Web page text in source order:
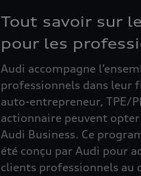
Tout savoir sur
pour les
Audi accompagne
professionnels dans leur
auto-entrepreneur, TPE/
actionnaire peuvent
Audi Business. Ce
été conçu par Audi pour
clients professionnels au